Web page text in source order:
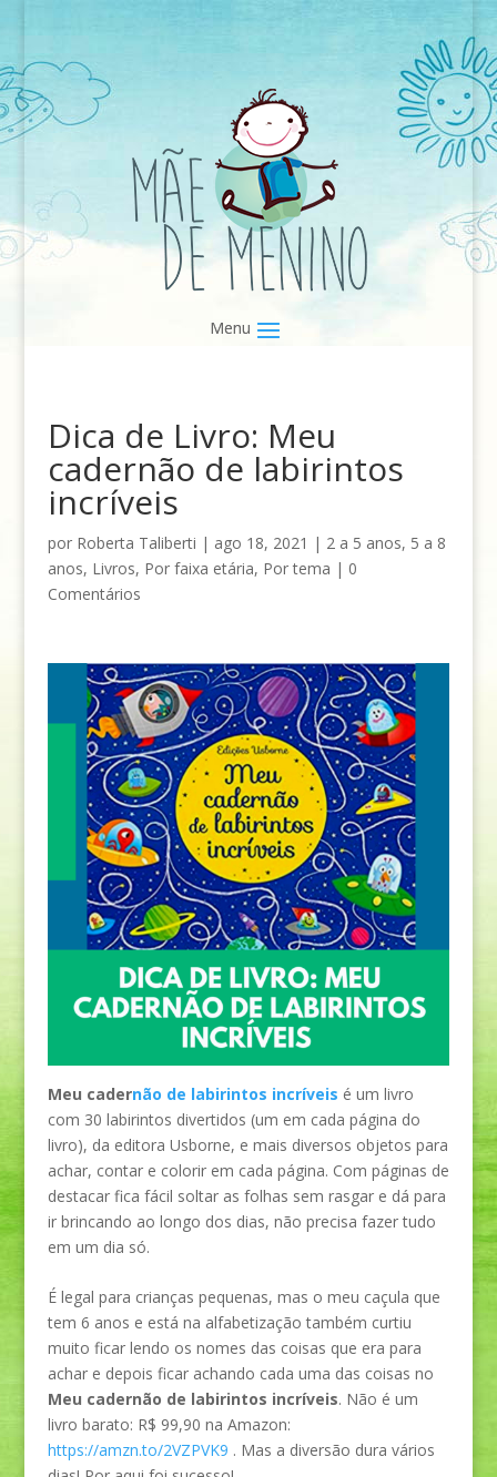
Dica de Livro: Meu
cadernão de labirintos
incríveis
por Roberta Taliberti | ago 18, 2021 | 2 a 5 anos, 5 a 8
anos, Livros, Por faixa etária, Por tema | 0
Comentários
Meu cadernão de labirintos incríveis é um livro
com 30 labirintos divertidos (um em cada página do
livro), da editora Usborne, e mais diversos objetos para
achar, contar e colorir em cada página. Com páginas de
destacar fica fácil soltar as folhas sem rasgar e dá para
ir brincando ao longo dos dias, não precisa fazer tudo
em um dia só.
É legal para crianças pequenas, mas o meu caçula que
tem 6 anos e está na alfabetização também curtiu
muito ficar lendo os nomes das coisas que era para
achar e depois ficar achando cada uma das coisas no
Meu cadernão de labirintos incríveis. Não é um
livro barato: R$ 99,90 na Amazon:
https://amzn.to/2VZPVK9 . Mas a diversão dura vários